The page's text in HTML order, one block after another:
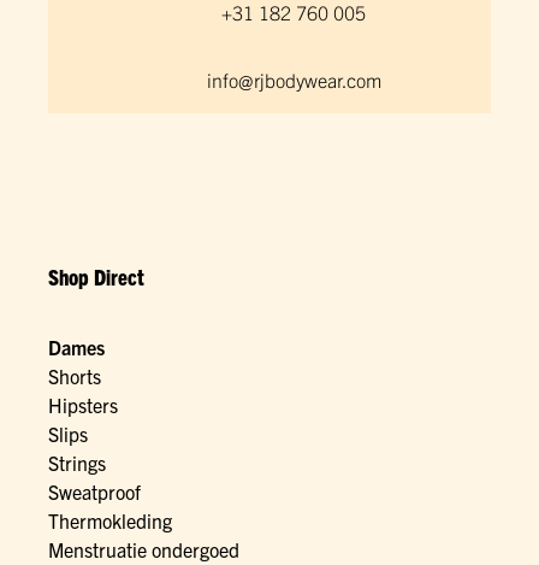
+31 182 760 005
info@rjbodywear.com
Shop Direct
Dames
Shorts
Hipsters
Slips
Strings
Sweatproof
Thermokleding
Menstruatie ondergoed